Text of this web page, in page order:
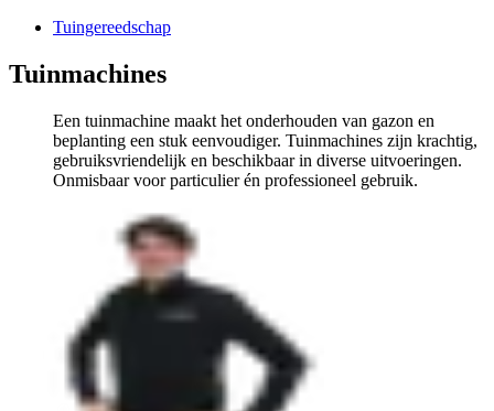
Tuingereedschap
Tuinmachines
Een tuinmachine maakt het onderhouden van gazon en
beplanting een stuk eenvoudiger. Tuinmachines zijn krachtig,
gebruiksvriendelijk en beschikbaar in diverse uitvoeringen.
Onmisbaar voor particulier én professioneel gebruik.